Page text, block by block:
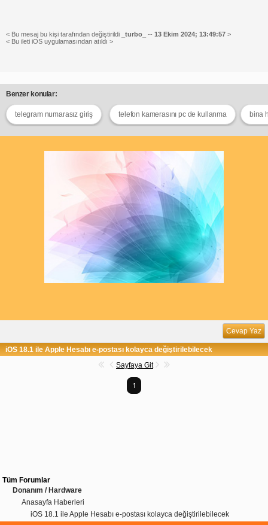
< Bu mesaj bu kişi tarafından değiştirildi _turbo_ -- 13 Ekim 2024; 13:49:57 >
< Bu ileti iOS uygulamasından atıldı >
Benzer konular:
telegram numarasız giriş telefon kamerasını pc de kullanma bina
Cevap Yaz
iOS 18.1 ile Apple Hesabı e-postası kolayca değiştirilebilecek
Sayfaya Git
1
Tüm Forumlar
Donanım / Hardware
Anasayfa Haberleri
iOS 18.1 ile Apple Hesabı e-postası kolayca değiştirilebilecek